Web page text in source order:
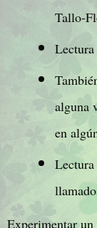
Tallo-
alguna
en
Experimentar un